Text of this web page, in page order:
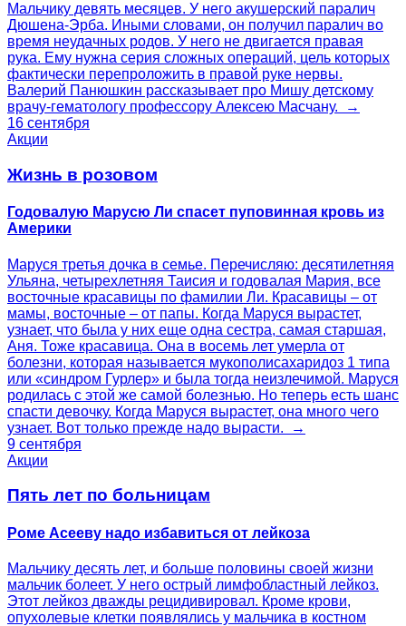
Мальчику девять месяцев. У него акушерский паралич
Дюшена-Эрба. Иными словами, он получил паралич во
время неудачных родов. У него не двигается правая
рука. Ему нужна серия сложных операций, цель которых
фактически перепроложить в правой руке нервы.
Валерий Панюшкин рассказывает про Мишу детскому
врачу-гематологу профессору Алексею Масчану. →
16 сентября
Акции
Жизнь в розовом
Годовалую Марусю Ли спасет пуповинная кровь из
Америки
Маруся третья дочка в семье. Перечисляю: десятилетняя
Ульяна, четырехлетняя Таисия и годовалая Мария, все
восточные красавицы по фамилии Ли. Красавицы – от
мамы, восточные – от папы. Когда Маруся вырастет,
узнает, что была у них еще одна сестра, самая старшая,
Аня. Тоже красавица. Она в восемь лет умерла от
болезни, которая называется мукополисахаридоз 1 типа
или «синдром Гурлер» и была тогда неизлечимой. Маруся
родилась с этой же самой болезнью. Но теперь есть шанс
спасти девочку. Когда Маруся вырастет, она много чего
узнает. Вот только прежде надо вырасти. →
9 сентября
Акции
Пять лет по больницам
Роме Асееву надо избавиться от лейкоза
Мальчику десять лет, и больше половины своей жизни
мальчик болеет. У него острый лимфобластный лейкоз.
Этот лейкоз дважды рецидивировал. Кроме крови,
опухолевые клетки появлялись у мальчика в костном